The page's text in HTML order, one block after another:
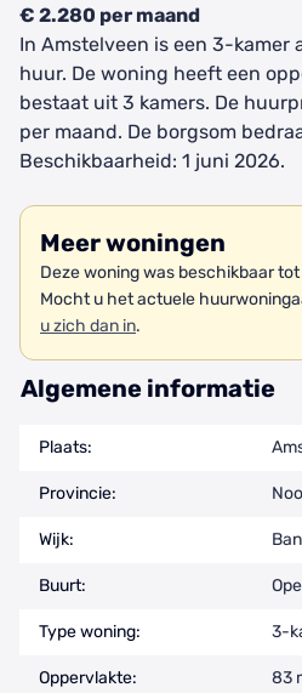
€ 2.280 per maand
In Amstelveen is een 3-kamer
huur. De woning heeft een
bestaat uit 3 kamers. De
per maand. De borgsom
Beschikbaarheid: 1 juni 2026.
Meer woningen
Deze woning was beschikbaar
Mocht u het actuele
u zich dan in.
Algemene informatie
Plaats:
Provincie:
Wijk:
Buurt:
Type woning: 3-
Oppervlakte: 83